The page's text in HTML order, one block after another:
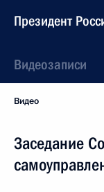
Президент
Видеозаписи
Видео
Заседание